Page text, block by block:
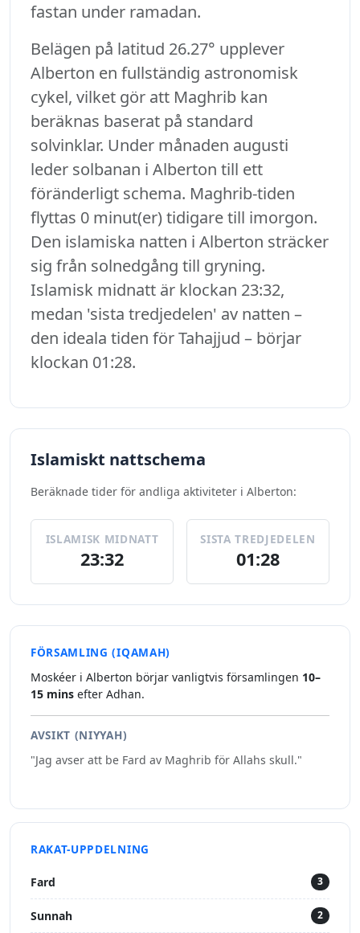
fastan under ramadan.
Belägen på latitud 26.27° upplever
Alberton en fullständig astronomisk
cykel, vilket gör att Maghrib kan
beräknas baserat på standard
solvinklar. Under månaden augusti
leder solbanan i Alberton till ett
föränderligt schema. Maghrib-tiden
flyttas 0 minut(er) tidigare till imorgon.
Den islamiska natten i Alberton sträcker
sig från solnedgång till gryning.
Islamisk midnatt är klockan 23:32,
medan 'sista tredjedelen' av natten –
den ideala tiden för Tahajjud – börjar
klockan 01:28.
Islamiskt nattschema
Beräknade tider för andliga aktiviteter i Alberton:
ISLAMISK MIDNATT
23:32
SISTA TREDJEDELEN
01:28
FÖRSAMLING (IQAMAH)
Moskéer i Alberton börjar vanligtvis församlingen 10–
15 mins efter Adhan.
AVSIKT (NIYYAH)
"Jag avser att be Fard av Maghrib för Allahs skull."
RAKAT-UPPDELNING
Fard 3
Sunnah 2